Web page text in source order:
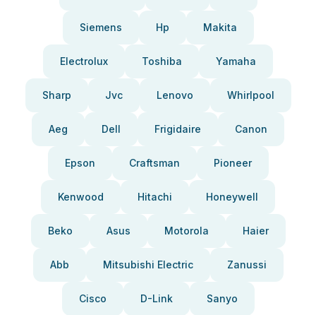
Siemens Hp Makita
Electrolux Toshiba Yamaha
Sharp Jvc Lenovo Whirlpool
Aeg Dell Frigidaire Canon
Epson Craftsman Pioneer
Kenwood Hitachi Honeywell
Beko Asus Motorola Haier
Abb Mitsubishi Electric Zanussi
Cisco D-Link Sanyo